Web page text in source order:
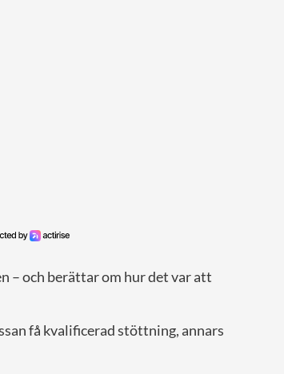
– och berättar om hur det var att
få kvalificerad stöttning, annars